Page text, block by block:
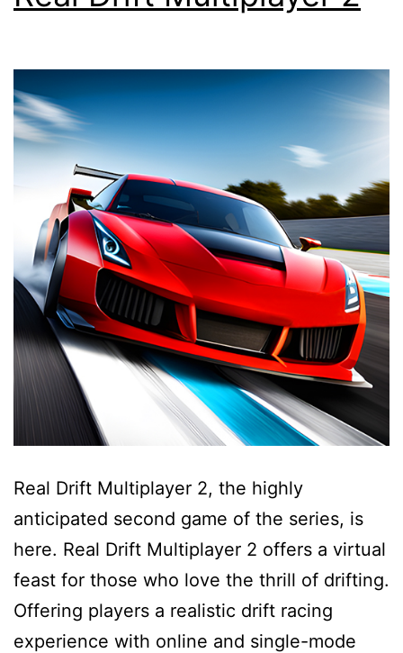
Real Drift Multiplayer 2, the highly
anticipated second game of the series, is
here. Real Drift Multiplayer 2 offers a virtual
feast for those who love the thrill of drifting.
Offering players a realistic drift racing
experience with online and single-mode